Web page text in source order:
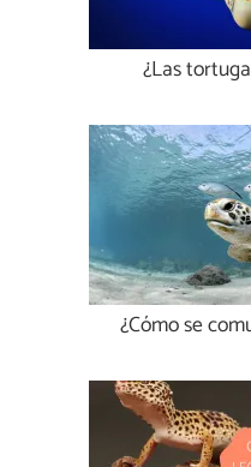
¿Las
¿Cómo se